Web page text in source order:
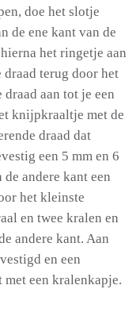
doe het slotje
de ene kant van de
het ringetje aan
draad terug door het
aan tot je een
knijpkraaltje met de
draad dat
een 5 mm en 6
andere kant een
het kleinste
en twee kralen en
andere kant. Aan
en een
met een kralenkapje.